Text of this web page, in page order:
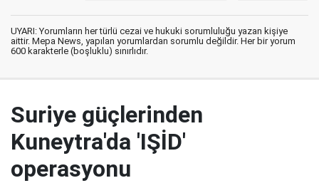
UYARI: Yorumların her türlü cezai ve hukuki sorumluluğu yazan kişiye
aittir. Mepa News, yapılan yorumlardan sorumlu değildir. Her bir yorum
600 karakterle (boşluklu) sınırlıdır.
Suriye güçlerinden
Kuneytra'da 'IŞİD'
operasyonu